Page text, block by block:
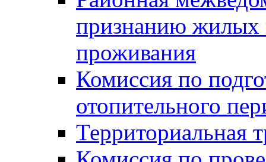
признанию жилых
проживания
Комиссия по
отопительного
Территориальная